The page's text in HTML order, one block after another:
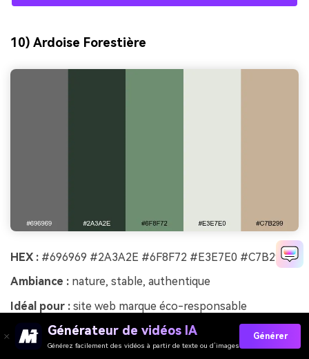
10) Ardoise Forestière
HEX : #696969 #2A3A2E #6F8F72 #E3E7E0 #C7B299
Ambiance : nature, stable, authentique
Idéal pour : site web marque éco-responsable
Des verts forêt superposés au gris ardoise évoquent les
sentiers de randonnée et les étiquettes en papier
Générateur de vidéos IA
Générez facilement des vidéos à partir de texte ou d’images
Générer